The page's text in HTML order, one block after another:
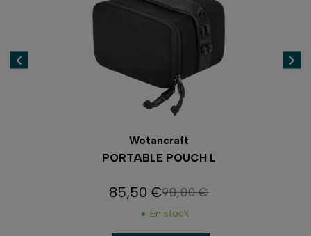
Wotancraft
PORTABLE POUCH L
Prix
85,50 €Prix de base
90,00 €
En stock